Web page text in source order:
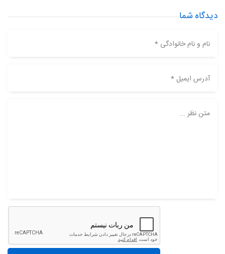
دیدگاه شما
نام و نام خانوادگی *
آدرس ایمیل *
متن نظر ...